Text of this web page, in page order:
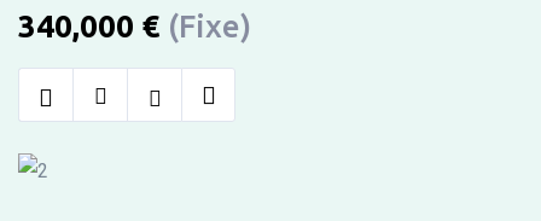
340,000 € (Fixe)